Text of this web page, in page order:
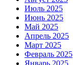
Июль 2025
Июнь 2025
Май 2025
Апрель 2025
Март 2025
Февраль 2025
Январь 2025